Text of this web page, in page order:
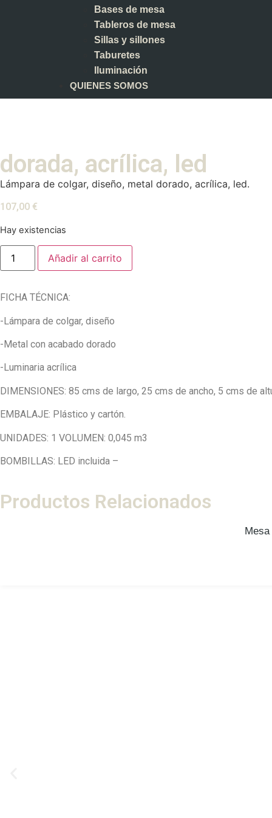
Bases de mesa
Tableros de mesa
Sillas y sillones
Taburetes
Iluminación
QUIENES SOMOS
dorada, acrílica, led
Lámpara de colgar, diseño, metal dorado, acrílica, led.
107,00 €
Hay existencias
Añadir al carrito
FICHA TÉCNICA:
-Lámpara de colgar, diseño
-Metal con acabado dorado
-Luminaria acrílica
DIMENSIONES: 85 cms de largo, 25 cms de ancho, 5 cms de
EMBALAJE: Plástico y cartón.
UNIDADES: 1 VOLUMEN: 0,045 m3
BOMBILLAS: LED incluida –
Productos Relacionados